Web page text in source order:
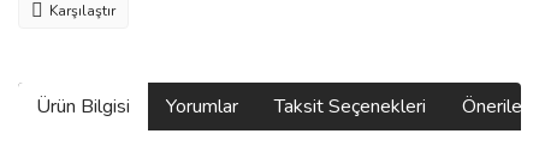
Karşılaştır
Ürün Bilgisi Yorumlar Taksit Seçenekleri